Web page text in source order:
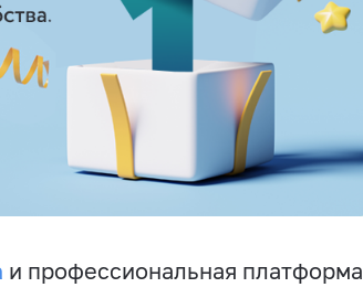
и профессиональная платформа